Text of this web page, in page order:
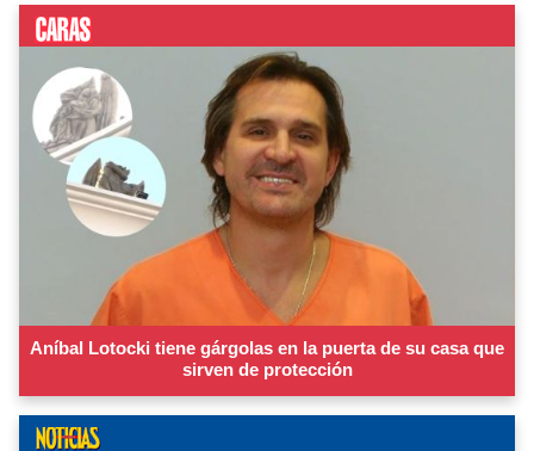
Aníbal Lotocki tiene gárgolas en la puerta de su casa que
sirven de protección